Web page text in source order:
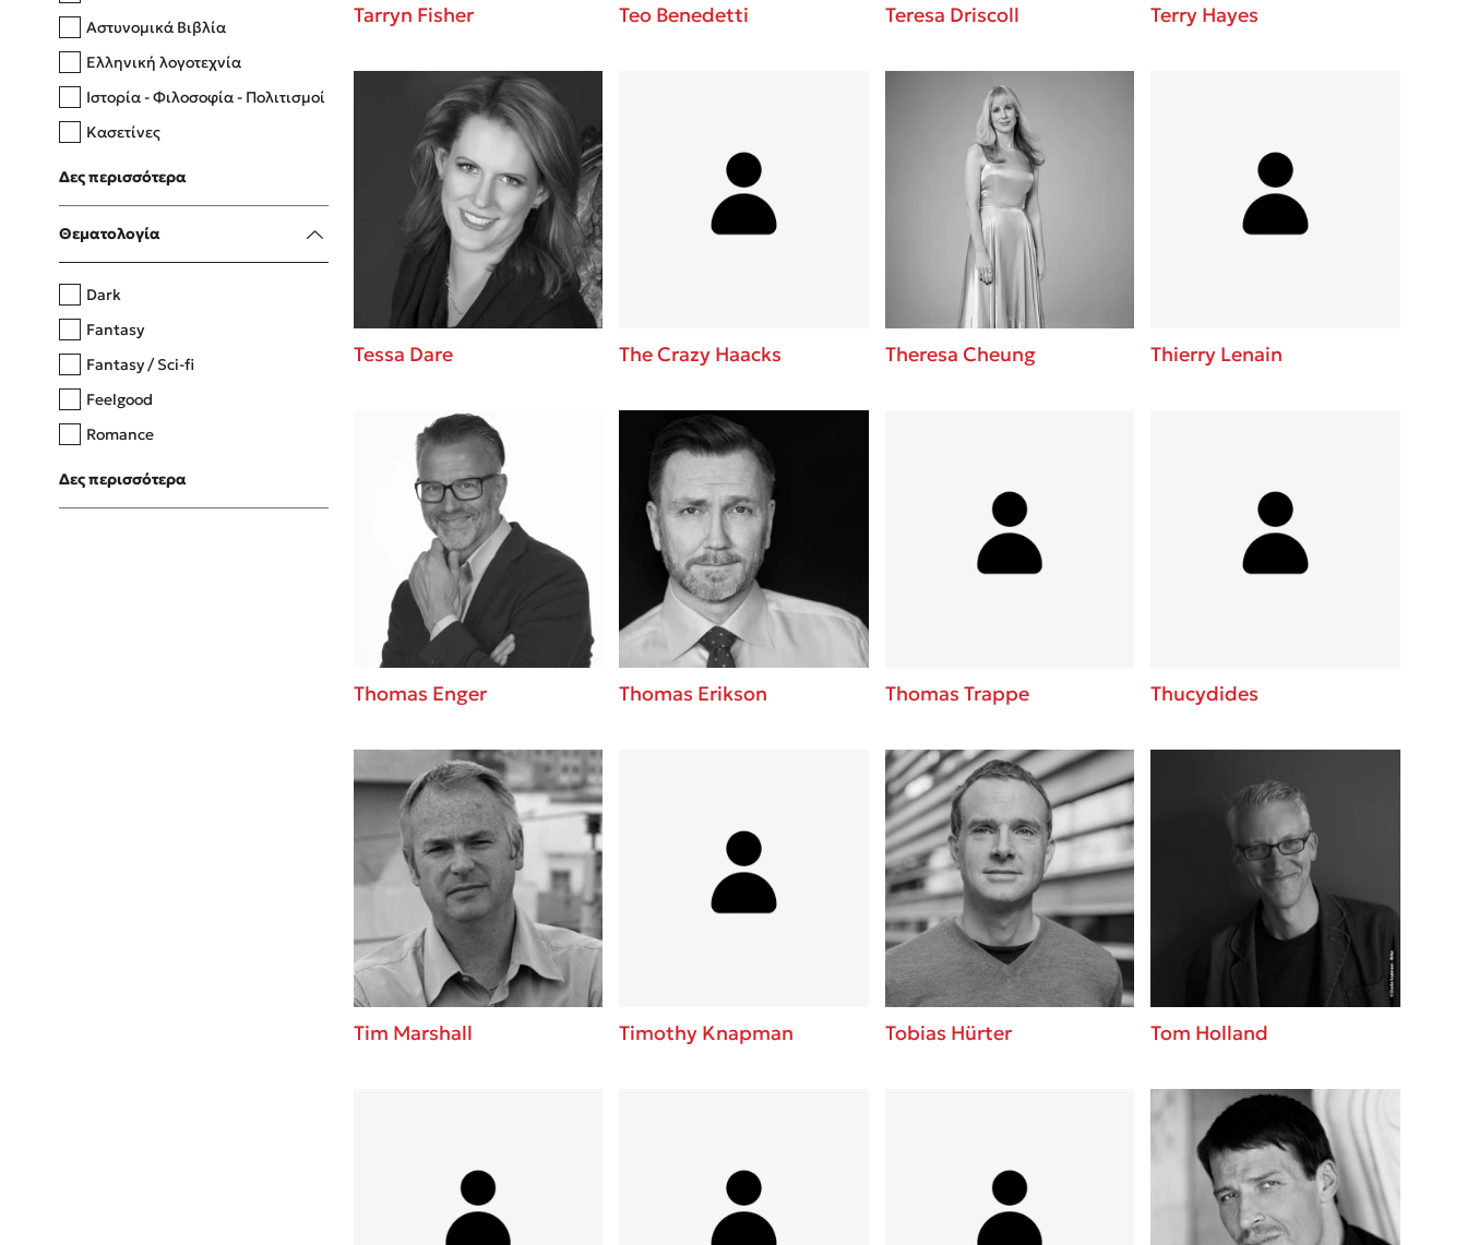
Δανάη Δεληγεώργη
Πάνω, κάτω, μπροστά, πίσω
Η μέθοδος Αφήστε τους
Αστυνομικά Βιβλία
Ελληνική λογοτεχνία
Ιστορία - Φιλοσοφία - Πολιτισμοί
Κασετίνες
Λευκώματα - Έγχρωμοι οδηγοί
Μαγειρική
Δες περισσότερα
Θεματολογία
Dark
Fantasy
Fantasy / Sci-fi
Feelgood
Romance
Upmarket
Young Adult
Δες περισσότερα
Tarryn Fisher Teo Benedetti Teresa Driscoll Terry Hayes
Tessa Dare The Crazy Haacks Theresa Cheung Thierry Lenain
Thomas Enger Thomas Erikson Thomas Trappe Thucydides
Tim Marshall Timothy Knapman Tobias Hürter Tom Holland